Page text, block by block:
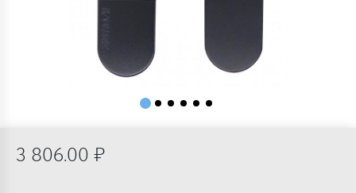
3 806.00 ₽